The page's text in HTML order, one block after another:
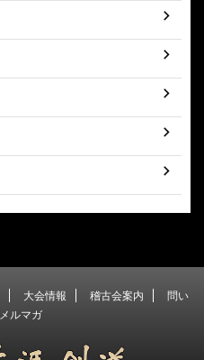
大会情報 稽古会案内
問い
メルマガ